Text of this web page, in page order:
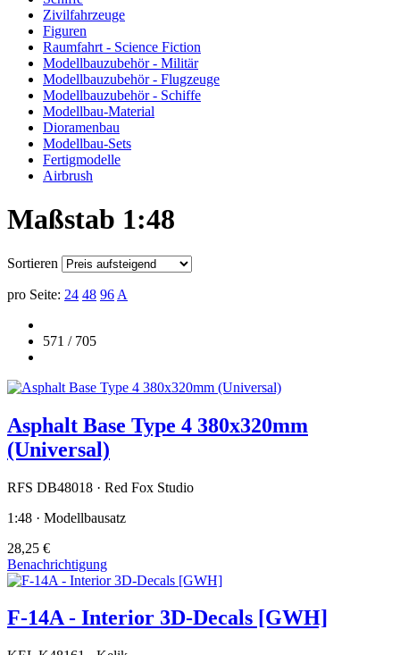
Zivilfahrzeuge
Figuren
Raumfahrt - Science Fiction
Modellbauzubehör - Militär
Modellbauzubehör - Flugzeuge
Modellbauzubehör - Schiffe
Modellbau-Material
Dioramenbau
Modellbau-Sets
Fertigmodelle
Airbrush
Maßstab 1:48
Sortieren
pro Seite: 24 48 96 A
571 / 705
Asphalt Base Type 4 380x320mm
(Universal)
RFS DB48018 · Red Fox Studio
1:48 · Modellbausatz
28,25 €
Benachrichtigung
F-14A - Interior 3D-Decals [GWH]